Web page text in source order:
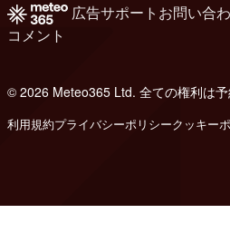
広告サポート お問い合
コメント
© 2026 Meteo365 Ltd. 全ての権利は
利用規約プライバシーポリシークッキー